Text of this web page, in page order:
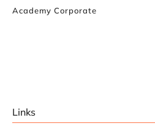
Academy Corporate
Links